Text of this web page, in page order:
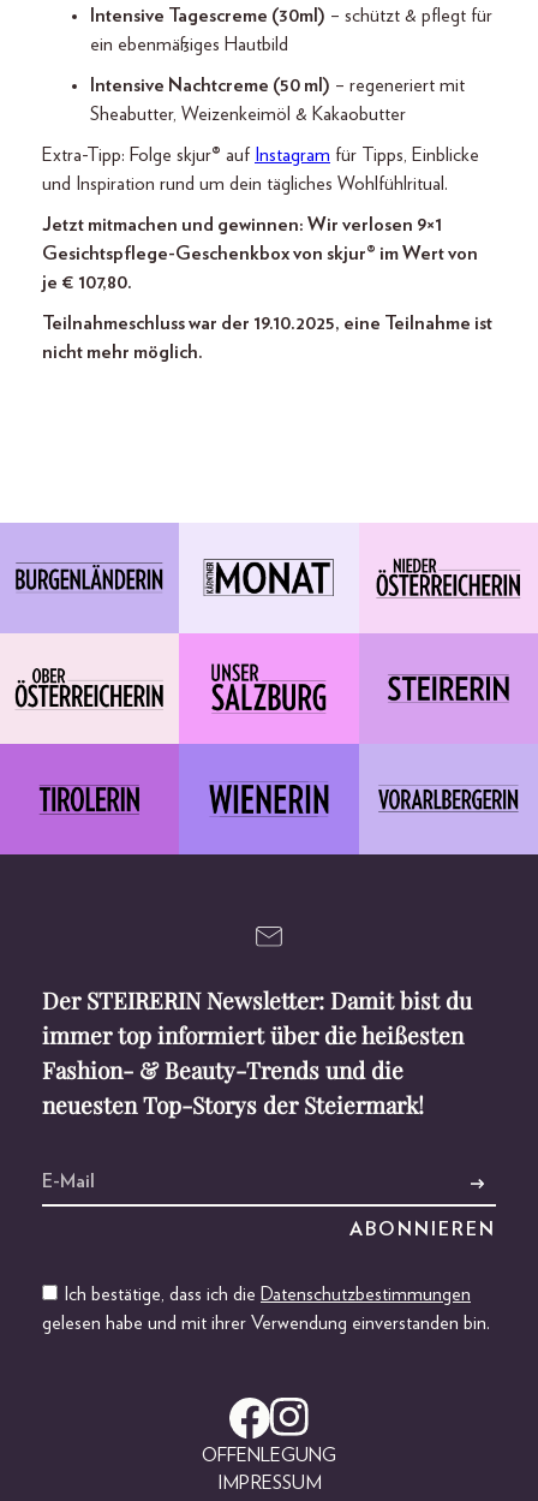
Intensive Tagescreme (30ml) – schützt & pflegt für
ein ebenmäßiges Hautbild
Intensive Nachtcreme (50 ml) – regeneriert mit
Sheabutter, Weizenkeimöl & Kakaobutter
Extra-Tipp: Folge skjur® auf Instagram für Tipps, Einblicke
und Inspiration rund um dein tägliches Wohlfühlritual.
Jetzt mitmachen und gewinnen: Wir verlosen 9×1
Gesichtspflege-Geschenkbox von skjur® im Wert von
je € 107,80.
Teilnahmeschluss war der 19.10.2025, eine Teilnahme ist
nicht mehr möglich.
Der STEIRERIN Newsletter: Damit bist du
immer top informiert über die heißesten
Fashion- & Beauty-Trends und die
neuesten Top-Storys der Steiermark!
Ich bestätige, dass ich die Datenschutzbestimmungen
gelesen habe und mit ihrer Verwendung einverstanden bin.
OFFENLEGUNG
IMPRESSUM